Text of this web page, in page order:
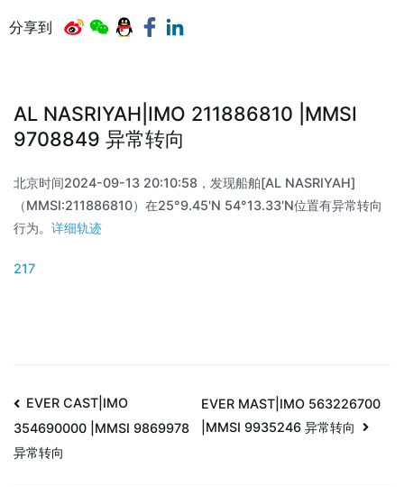
分享到
AL NASRIYAH|IMO 211886810 |MMSI
9708849 异常转向
北京时间2024-09-13 20:10:58，发现船舶[AL NASRIYAH]
（MMSI:211886810）在25°9.45'N 54°13.33'N位置有异常转向
行为。 详细轨迹
217
EVER CAST|IMO
354690000 |MMSI 9869978
异常转向
EVER MAST|IMO 563226700
|MMSI 9935246 异常转向